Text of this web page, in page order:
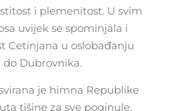
i plemenitost. U svim
uvijek se spominjala i
Cetinjana u oslobađanju
do Dubrovnika.
je himna Republike
tišine za sve poginule,